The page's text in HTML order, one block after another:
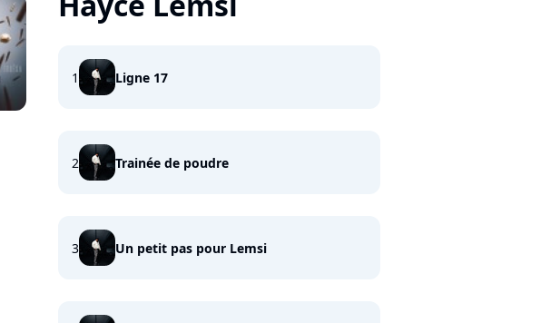
1 Ligne 17
2 Trainée de poudre
3 Un petit pas pour Lemsi